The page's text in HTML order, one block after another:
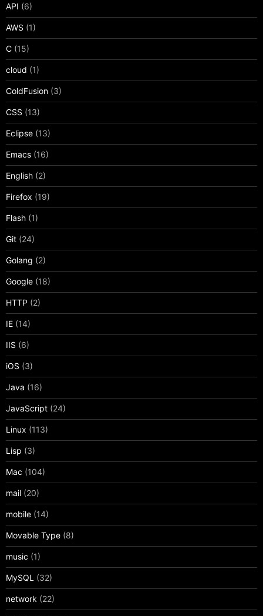
API (6)
AWS (1)
C (15)
cloud (1)
ColdFusion (3)
CSS (13)
Eclipse (13)
Emacs (16)
English (2)
Firefox (19)
Flash (1)
Git (24)
Golang (2)
Google (18)
HTTP (2)
IE (14)
IIS (6)
iOS (3)
Java (16)
JavaScript (24)
Linux (113)
Lisp (3)
Mac (104)
mail (20)
mobile (14)
Movable Type (8)
music (1)
MySQL (32)
network (22)